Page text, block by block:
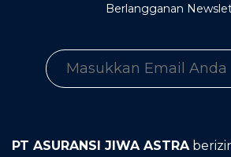
Berlangganan
PT ASURANSI JIWA ASTRA